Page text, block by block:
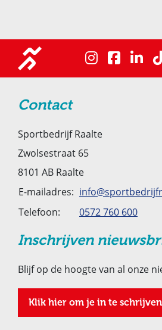
Contact
Sportbedrijf Raalte
Zwolsestraat 65
8101 AB Raalte
E-mailadres:
Telefoon:
0572 760 600
Inschrijven
Blijf op de hoogte van al onze
Klik hier om je in te schrijven